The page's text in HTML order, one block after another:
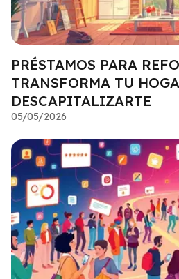
PRÉSTAMOS PARA
TRANSFORMA TU
DESCAPITALIZARTE
05/05/2026